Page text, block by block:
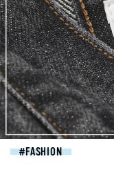
FASHION